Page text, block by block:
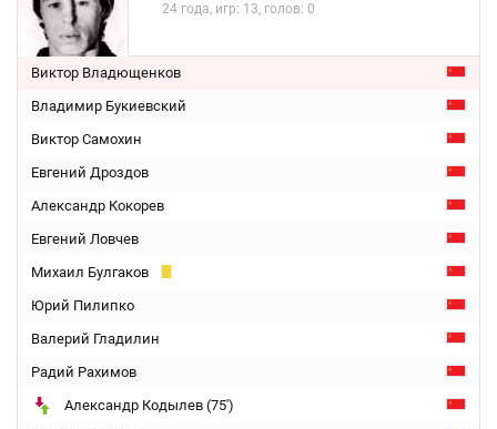
24 года, игр: 13, голов: 0
Виктор Владющенков
Владимир Букиевский
Виктор Самохин
Евгений Дроздов
Александр Кокорев
Евгений Ловчев
Михаил Булгаков
Юрий Пилипко
Валерий Гладилин
Радий Рахимов
Александр Кодылев (75')